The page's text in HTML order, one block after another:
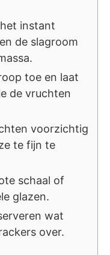
instant
de slagroom
toe en laat
de vruchten
voorzichtig
te fijn te
schaal of
glazen.
wat
over.